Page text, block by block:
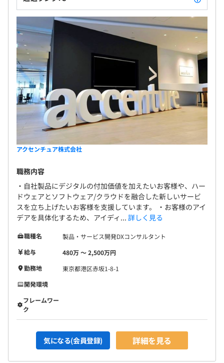
アクセンチュア株式会社
職務内容
・自社製品にデジタルの付加価値を加えたいお客様や、ハー
ドウェアとソフトウェア/クラウドを融合した新しいサービ
スを立ち上げたいお客様を支援しています。 ・お客様のアイ
デアを具体化するため、アイディ... 詳しく見る
職種名
製品・サービス開発DXコンサルタント
給与
480万 〜 2,500万円
勤務地
東京都港区赤坂1-8-1
開発環境
フレームワー
ク
気になる(会員登録) 詳細を見る